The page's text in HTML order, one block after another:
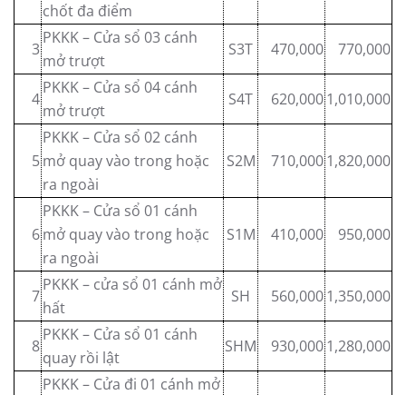
chốt đa điểm
3
PKKK – Cửa sổ 03 cánh
mở trượt
S3T 470,000 770,000
4
PKKK – Cửa sổ 04 cánh
mở trượt
S4T 620,0001,010,000
5
PKKK – Cửa sổ 02 cánh
mở quay vào trong hoặc
ra ngoài
S2M 710,0001,820,000
6
PKKK – Cửa sổ 01 cánh
mở quay vào trong hoặc
ra ngoài
S1M 410,000 950,000
7
PKKK – cửa sổ 01 cánh mở
hất
SH 560,0001,350,000
8
PKKK – Cửa sổ 01 cánh
quay rồi lật
SHM 930,0001,280,000
PKKK – Cửa đi 01 cánh mở